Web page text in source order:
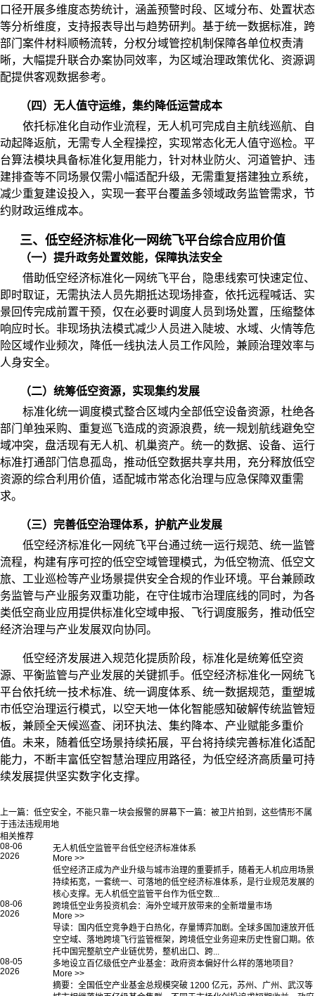
口径开展多维度态势统计，涵盖预警时段、区域分布、处置状态
等分析维度，支持报表导出与趋势研判。基于统一数据标准，跨
部门案件材料顺畅流转，分权分域管控机制保障各单位权责清
晰，大幅提升联合办案协同效率，为区域治理政策优化、资源调
配提供客观数据参考。
（四）无人值守运维，集约降低运营成本
依托标准化自动作业流程，无人机可完成自主航线巡航、自
动起降返航，无需专人全程操控，实现常态化无人值守巡检。平
台算法模块具备标准化复用能力，针对林业防火、河道管护、违
建排查等不同场景仅需小幅适配升级，无需重复搭建独立系统，
减少重复建设投入，实现一套平台覆盖多领域政务监管需求，节
约财政运维成本。
三、低空经济标准化一网统飞平台综合应用价值
（一）提升政务处置效能，保障执法安全
借助低空经济标准化一网统飞平台，隐患线索可快速定位、
即时取证，无需执法人员先期抵达现场排查，依托远程喊话、实
景回传完成前置干预，仅在必要时调度人员到场处置，压缩整体
响应时长。非现场执法模式减少人员进入陡坡、水域、火情等危
险区域作业频次，降低一线执法人员工作风险，兼顾治理效率与
人身安全。
（二）统筹低空资源，实现集约发展
标准化统一调度模式整合区域内全部低空设备资源，杜绝各
部门单独采购、重复巡飞造成的资源浪费，统一规划航线避免空
域冲突，盘活现有无人机、机巢资产。统一的数据、设备、运行
标准打通部门信息孤岛，推动低空数据共享共用，充分释放低空
资源的综合利用价值，适配城市常态化治理与应急保障双重需
求。
（三）完善低空治理体系，护航产业发展
低空经济标准化一网统飞平台通过统一运行规范、统一监管
流程，构建有序可控的低空空域管理模式，为低空物流、低空文
旅、工业巡检等产业场景提供安全合规的作业环境。平台兼顾政
务监管与产业服务双重功能，在守住城市治理底线的同时，为各
类低空商业应用提供标准化空域申报、飞行调度服务，推动低空
经济治理与产业发展双向协同。
低空经济发展进入规范化提质阶段，标准化是统筹低空资
源、平衡监管与产业发展的关键抓手。低空经济标准化一网统飞
平台依托统一技术标准、统一调度体系、统一数据规范，重塑城
市低空治理运行模式，以空天地一体化智能感知破解传统监管短
板，兼顾全天候巡查、闭环执法、集约降本、产业赋能多重价
值。未来，随着低空场景持续拓展，平台将持续完善标准化适配
能力，不断丰富低空智慧治理应用路径，为低空经济高质量可持
续发展提供坚实数字化支撑。
上一篇： 低空安全，不能只靠一块会报警的屏幕 下一篇： 被卫片拍到，这些情形不属
于违法违规用地
相关推荐
08-06
2026
无人机低空监管平台低空经济标准体系
More >>
低空经济正成为产业升级与城市治理的重要抓手，随着无人机应用场景
持续拓宽，一套统一、可落地的低空经济标准体系，是行业规范发展的
核心支撑。无人机低空监管平台作为低空数...
08-06
2026
跨境低空业务投资机会：海外空域开放带来的全新增量市场
More >>
导读：国内低空竞争趋于白热化，存量博弈加剧。全球多国加速放开低
空空域、落地跨境飞行监管框架，跨境低空业务迎来历史性窗口期。依
托中国完整航空产业链优势，整机出口、跨...
08-05
2026
多地设立百亿级低空产业基金：政府资本偏好什么样的落地项目？
More >>
摘要：全国低空产业基金总规模突破 1200 亿元，苏州、广州、武汉等